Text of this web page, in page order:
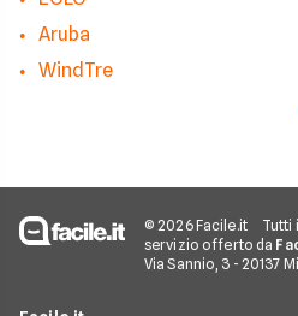
Aruba
WindTre
© 2026 Facile.it Tutti
servizio offerto da
Via Sannio, 3 - 20137